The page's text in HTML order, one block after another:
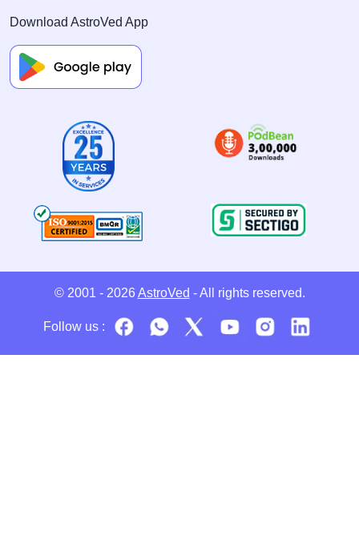
Download AstroVed App
© 2001 - 2026 AstroVed - All rights reserved.
Follow us :